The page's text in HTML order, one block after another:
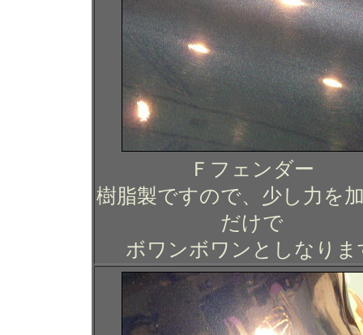
Ｆフェンダー
樹脂製ですので、少し力を
だけで
ボワンボワンとしなりま